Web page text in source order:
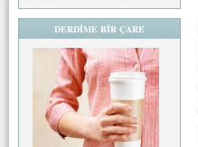
DERDİME BİR ÇARE